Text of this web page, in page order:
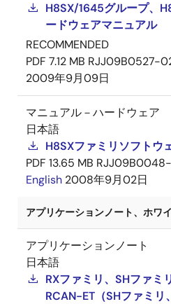
H8SX/1645グループ、
ードウェアマニュアル
RECOMMENDED
PDF 7.12 MB RJJ09B0527-
2009年9月09日
マニュアル－ハードウェア
日本語
H8SXファミリソフトウ
PDF 13.65 MB
English 2008年9月02日
アプリケーションノート、ホワ
アプリケーションノート
日本語
RXファミリ、SHファミ
RCAN-ET（SHファミリ